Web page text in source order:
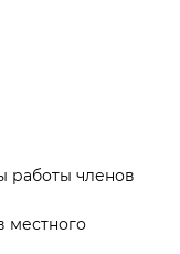
работы членов
местного